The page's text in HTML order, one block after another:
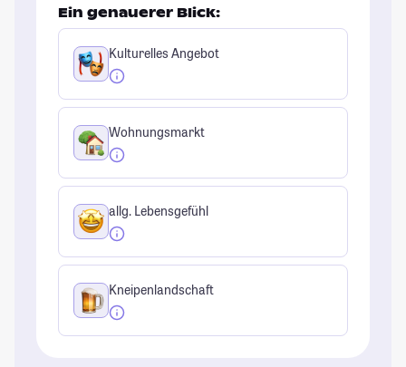
Ein genauerer Blick:
Kulturelles Angebot
Wohnungsmarkt
allg. Lebensgefühl
Kneipenlandschaft